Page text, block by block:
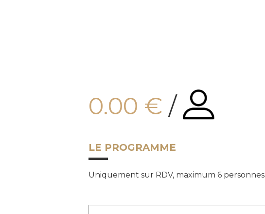
0.00 € /
LE PROGRAMME
Uniquement sur RDV, maximum 6 personnes